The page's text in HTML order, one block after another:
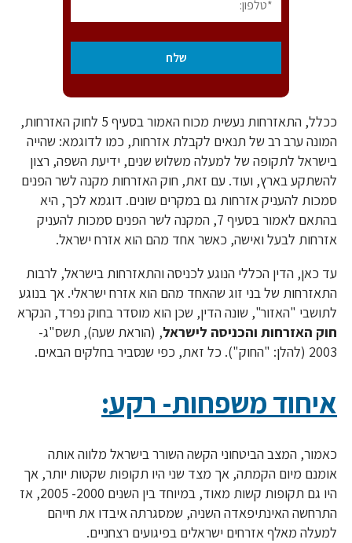
ככלל, התאזרחות נעשית מכוח האמור בסעיף 5 לחוק האזרחות,
המונה ערב רב של תנאים לקבלת אזרחות, כמו לדוגמא: שהייה
בישראל לתקופה של למעלה משלוש שנים, ידיעת השפה, רצון
להשתקע בארץ, ועוד. עם זאת, חוק האזרחות מקנה לשר הפנים
סמכות להעניק אזרחות גם במקרים שונים. דוגמא לכך, היא
בהתאם לאמור בסעיף 7, המקנה לשר הפנים סמכות להעניק
אזרחות לבעל ואישה, כאשר אחד מהם הוא אזרח ישראל.
עד כאן, הדין הכללי הנוגע לכניסה והתאזרחות בישראל, לרבות
התאזרחות של בני זוג שהאחד מהם הוא אזרח ישראלי. אך בנוגע
לתושבי "האזור", שונה הדין, שכן הוא מוסדר בחוק נפרד, הנקרא
חוק האזרחות והכניסה לישראל, (הוראת שעה), תשס"ג-
2003 (להלן: "החוק"). כל זאת, כפי שנסביר בחלקים הבאים.
איחוד משפחות- רקע:
כאמור, המצב הביטחוני הקשה השורר בישראל מלווה אותה
אומנם מיום הקמתה, אך מצד שני היו תקופות שקטות יותר, אך
היו גם תקופות קשות מאוד, במיוחד בין השנים 2000- 2005, אז
התרחשה האינתיפאדה השניה, שמסגרתה איבדו את חייהם
למעלה מאלף אזרחים ישראלים בפיגועים רצחניים.